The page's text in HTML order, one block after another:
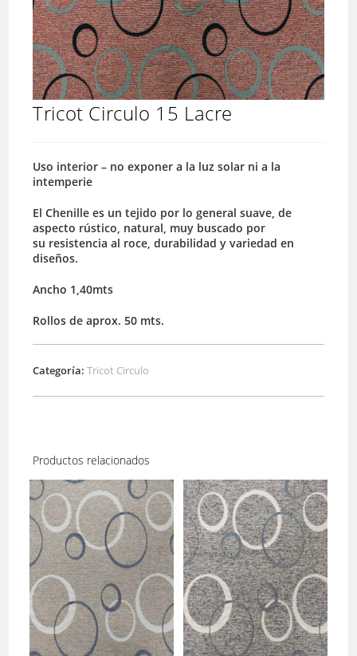
Tricot Circulo 15 Lacre
Uso interior – no exponer a la luz solar ni a la
intemperie
El Chenille es un tejido por lo general suave, de
aspecto rústico, natural, muy buscado por
su resistencia al roce, durabilidad y variedad en
diseños.
Ancho 1,40mts
Rollos de aprox. 50 mts.
Categoría:Tricot Circulo
Productos relacionados